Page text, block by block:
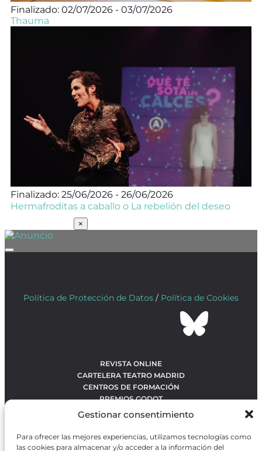
Gestionar consentimiento
Para ofrecer las mejores experiencias, utilizamos tecnologías como
las cookies para almacenar y/o acceder a la información del
Finalizado: 02/07/2026 - 03/07/2026
Thauma
Finalizado: 25/06/2026 - 26/06/2026
Hermafroditas a caballo o La rebelión del deseo
×
Política de Protección de Datos / Política de Cookies
REVISTA ONLINE
CARTELERA TEATRO MADRID
CENTROS DE FORMACIÓN
PREMIOS GODOT
CONTACTO
OBRAS MÁS VOTADAS